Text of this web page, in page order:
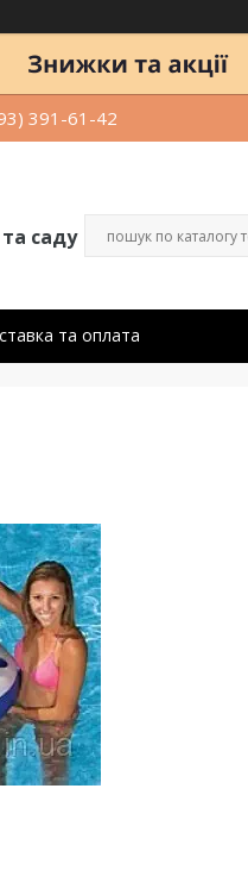
391-61-42
саду
та оплата